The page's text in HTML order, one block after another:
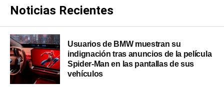
Noticias Recientes
Usuarios de BMW muestran su
indignación tras anuncios de la película
Spider-Man en las pantallas de sus
vehículos